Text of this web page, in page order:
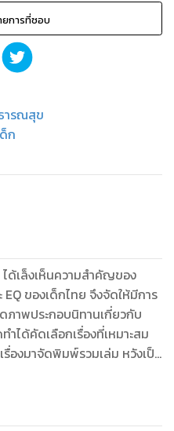
ยการที่ชอบ
ารณสุข
ก
ด้เล็งเห็นความสำคัญของ
ของเด็กไทย จึงจัดให้มีการ
ภาพประกอบนิทานเกี่ยวกับ
ได้คัดเลือกเรื่องที่เหมาะสม
องมาจัดพิมพ์รวมเล่ม หวังเป็น
ผู้สนใจจะได้รับประโยชน์อัน
ณภาพต่อไป